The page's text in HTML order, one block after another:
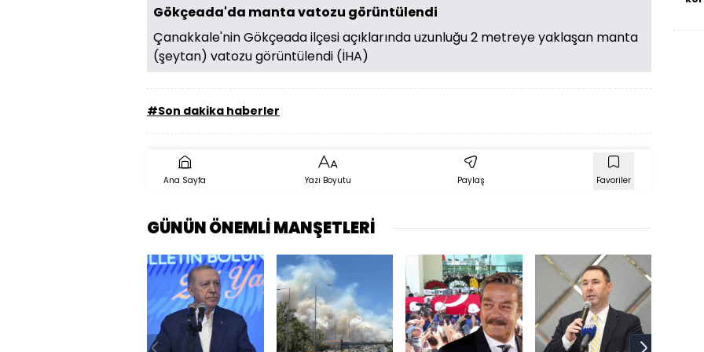
Gökçeada'da manta vatozu görüntülendi
Çanakkale'nin Gökçeada ilçesi açıklarında uzunluğu 2 metreye yaklaşan manta
(şeytan) vatozu görüntülendi (İHA)
#Son dakika haberler
Ana Sayfa Yazı Boyutu Paylaş Favoriler
GÜNÜN ÖNEMLİ MANŞETLERİ